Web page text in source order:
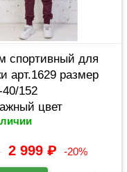
спортивный для
арт.1629 размер
152
цвет
2 999₽ -20%